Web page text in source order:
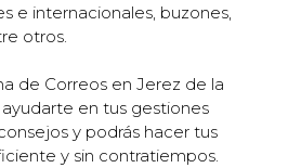
e internacionales, buzones,
otros.
de Correos en Jerez de la
en tus gestiones
y podrás hacer tus
y sin contratiempos.